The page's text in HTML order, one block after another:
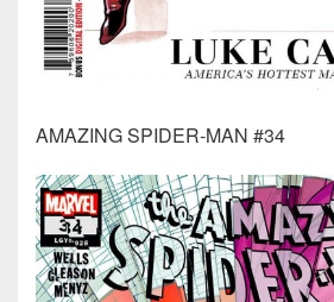
AMAZING SPIDER-MAN #34